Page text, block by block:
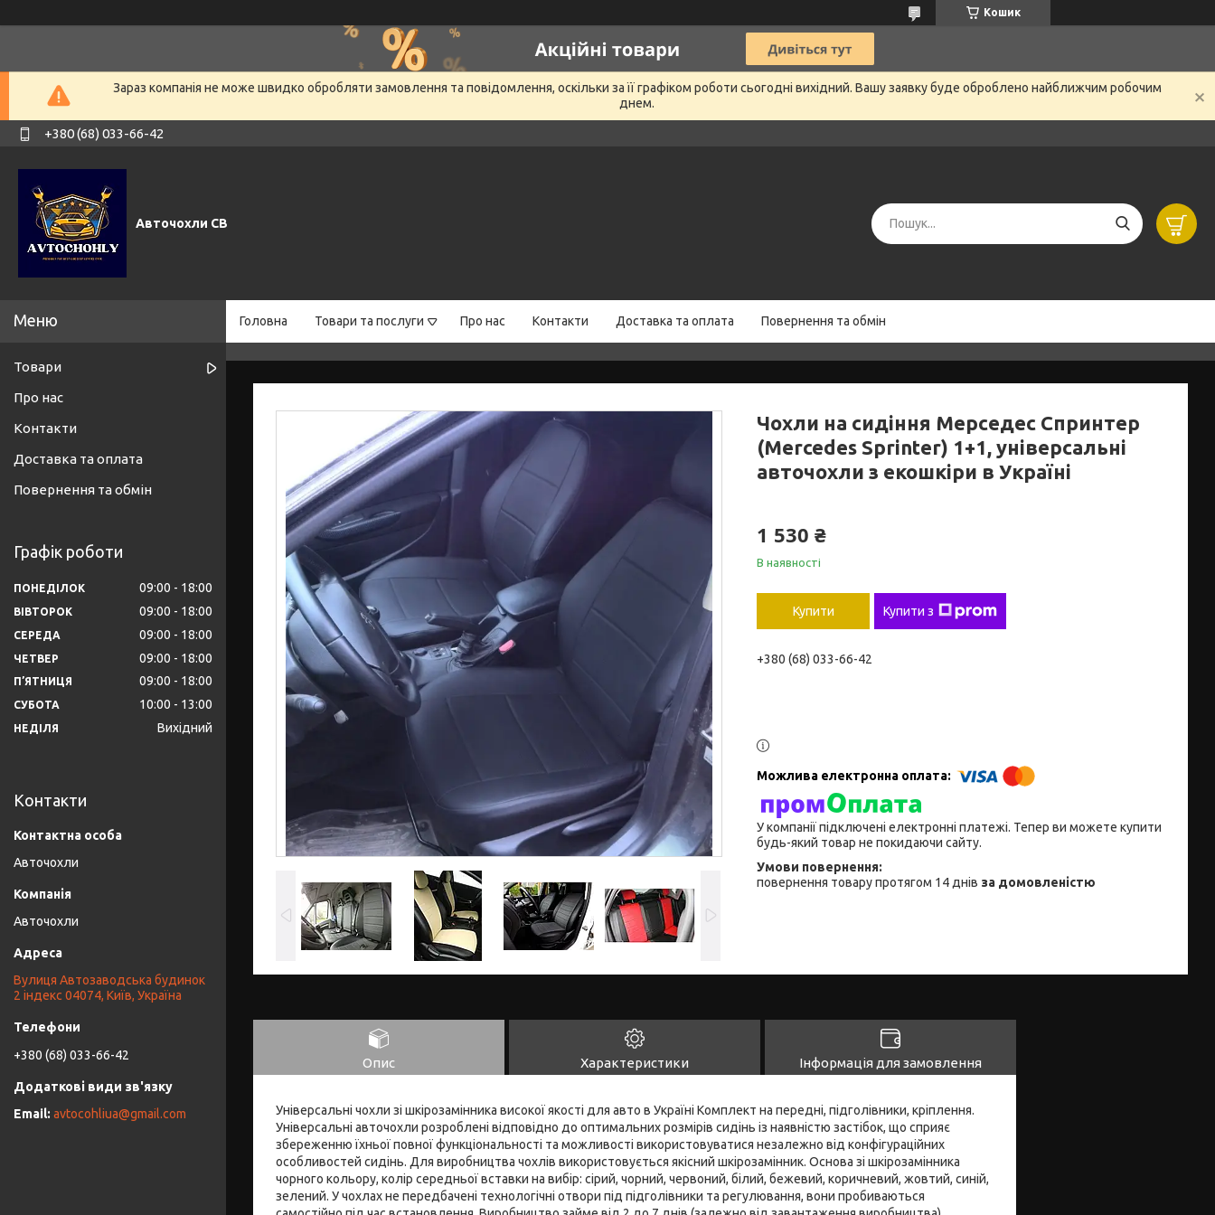
Кошик
Зараз компанія не може швидко обробляти замовлення та повідомлення, оскільки за її графіком роботи сьогодні вихідний. Вашу заявку буде оброблено найближчим робочим
днем.
+380 (68) 033-66-42
Авточохли СВ
Головна Товари та послуги Про нас Контакти Доставка та оплата Повернення та обмін
Чохли на сидіння Мерседес Спринтер
(Mercedes Sprinter) 1+1, універсальні
авточохли з екошкіри в Україні
1 530 ₴
В наявності
Купити Купити з
+380 (68) 033-66-42
У компанії підключені електронні платежі. Тепер ви можете купити
будь-який товар не покидаючи сайту.
повернення товару протягом 14 днів за домовленістю
Опис Характеристики Інформація для замовлення
Універсальні чохли зі шкірозамінника високої якості для авто в Україні Комплект на передні, підголівники, кріплення.
Універсальні авточохли розроблені відповідно до оптимальних розмірів сидінь із наявністю застібок, що сприяє
збереженню їхньої повної функціональності та можливості використовуватися незалежно від конфігураційних
особливостей сидінь. Для виробництва чохлів використовується якісний шкірозамінник. Основа зі шкірозамінника
чорного кольору, колір середньої вставки на вибір: сірий, чорний, червоний, білий, бежевий, коричневий, жовтий, синій,
зелений. У чохлах не передбачені технологічні отвори під підголівники та регулювання, вони пробиваються
Товари
Про нас
Контакти
Доставка та оплата
Повернення та обмін
Графік роботи
ПОНЕДІЛОК 09:00 18:00
ВІВТОРОК 09:00 18:00
СЕРЕДА 09:00 18:00
ЧЕТВЕР 09:00 18:00
ПʼЯТНИЦЯ 09:00 18:00
СУБОТА 10:00 13:00
НЕДІЛЯ Вихідний
Контакти
Авточохли
Авточохли
Вулиця Автозаводська будинок
2 індекс 04074, Київ, Україна
+380 (68) 033-66-42
avtocohliua@gmail.com